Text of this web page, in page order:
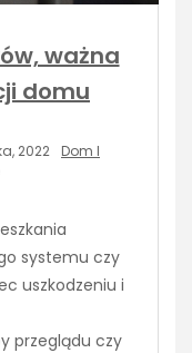
ważna
domu
2022
Dom I
systemu czy
uszkodzeniu i
przeglądu czy